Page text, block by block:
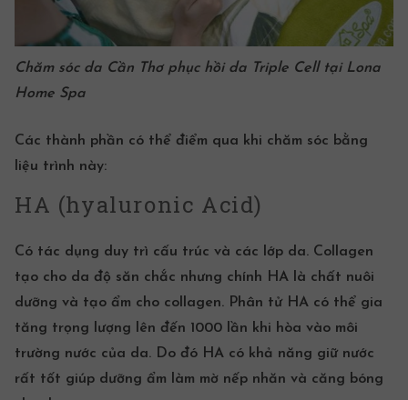
Chăm sóc da Cần Thơ phục hồi da Triple Cell tại Lona
Home Spa
Các thành phần có thể điểm qua khi chăm sóc bằng
liệu trình này:
HA (hyaluronic Acid)
Có tác dụng duy trì cấu trúc và các lớp da. Collagen
tạo cho da độ săn chắc nhưng chính HA là chất nuôi
dưỡng và tạo ẩm cho collagen. Phân tử HA có thể gia
tăng trọng lượng lên đến 1000 lần khi hòa vào môi
trường nước của da. Do đó HA có khả năng giữ nước
rất tốt giúp dưỡng ẩm làm mờ nếp nhăn và căng bóng